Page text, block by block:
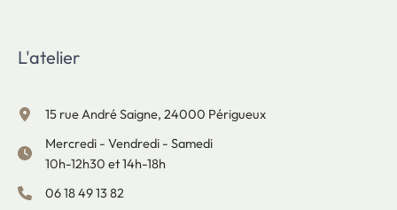
L'atelier
15 rue André Saigne, 24000 Périgueux
Mercredi - Vendredi - Samedi
10h-12h30 et 14h-18h
06 18 49 13 82